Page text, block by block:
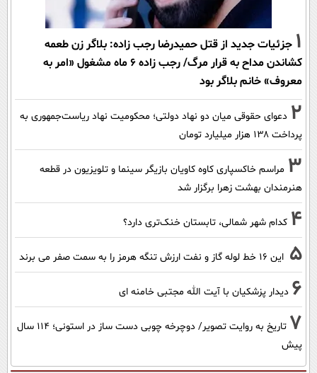
1 جزئیات جدید از قتل حمیدرضا رجب زاده: بلاگر زن طعمه
کشاندن مداح به قرار مرگ/ رجب زاده 6 ماه مشغول «امر به
معروف» خانم بلاگر بود
2 دعوای حقوقی میان دو نهاد دولتی؛ محکومیت نهاد ریاست‌جمهوری به
پرداخت ۱۳۸ هزار میلیارد تومان
3 مراسم خاکسپاری کاوه کاویان بازیگر سینما و تلویزیون در قطعه
هنرمندان بهشت زهرا برگزار شد
4 کدام شهر شمالی، تابستان خنک‌تری دارد؟
5 این 16 خط لوله گاز و نفت ارزش تنگه هرمز را به سمت صفر می برند
6 دیدار پزشکیان با آیت الله مجتبی خامنه ای
7
تاریخ به روایت تصویر/ دوچرخه چوبی دست ساز در استونی؛ 114 سال
پیش